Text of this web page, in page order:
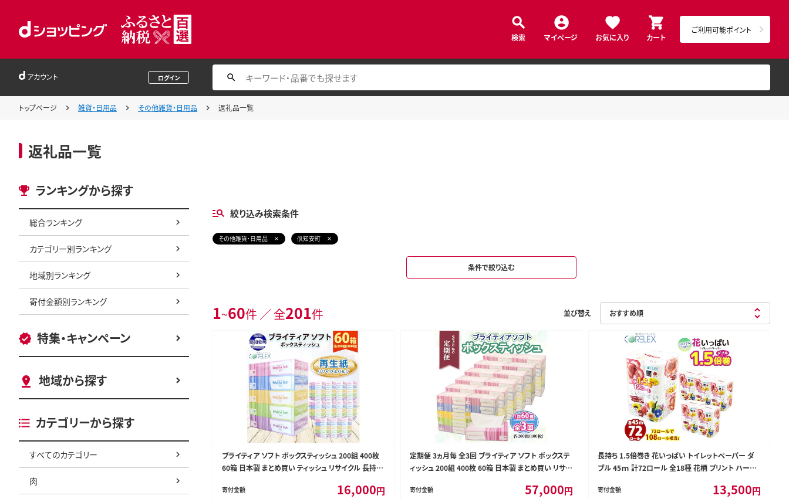
検索 マイページ お気に入り カート
ご利用可能ポイント
アカウント ログイン
トップページ 雑貨・日用品 その他雑貨・日用品 返礼品一覧
返礼品一覧
ランキングから探す
総合ランキング
カテゴリー別ランキング
地域別ランキング
寄付金額別ランキング
特集・キャンペーン
地域から探す
カテゴリーから探す
すべてのカテゴリー
肉
絞り込み検索条件
その他雑貨・日用品 倶知安町
条件で絞り込む
1~60件 ／ 全201件 並び替え
ブライティア ソフト ボックスティッシュ 200組 400枚
60箱 日本製 まとめ買い ティッシュ リサイクル 長持
パー 紙 北海道 倶知安町 日用品
寄付金額 16,000円
定期便 3ヵ月毎 全3回 ブライティア ソフト ボックステ
ィッシュ 200組 400枚 60箱 日本製 まとめ買い リサイ
備蓄 ペーパー 紙 北海道 倶知安町 日用品
寄付金額 57,000円
長持ち 1.5倍巻き 花いっぱい トイレットペーパー ダ
ブル 45ｍ 計72ロール 全18種 花柄 プリント ハーブ
コ 日用雑貨 消耗品 備蓄 送料無料 北海道 倶知安町
寄付金額 13,500円